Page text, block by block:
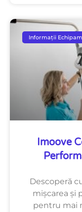
Informații
Imoove
Descoperă
mișcarea și
pentru mai